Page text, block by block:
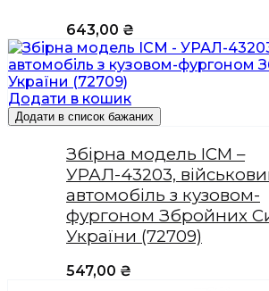
643,00 ₴
Додати в кошик
Додати в список бажаних
Збірна модель ICM –
УРАЛ-43203,
автомобіль з кузовом-
фургоном Збройних
України (72709)
547,00 ₴